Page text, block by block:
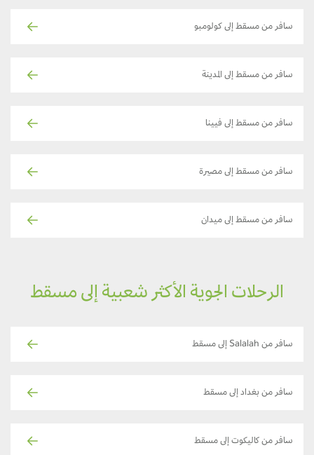
سافر من مسقط إلى كولومبو
سافر من مسقط إلى المدينة
سافر من مسقط إلى فيينا
سافر من مسقط إلى مصيرة
سافر من مسقط إلى ميدان
الرحلات الجوية الأكثر شعبية إلى مسقط
سافر من Salalah إلى مسقط
سافر من بغداد إلى مسقط
سافر من كاليكوت إلى مسقط